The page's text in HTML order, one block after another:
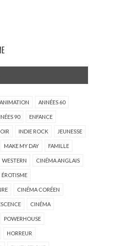
ANIMATION ANNÉES 60
90 ENFANCE
INDIE ROCK JEUNESSE
MAKE MY DAY FAMILLE
WESTERN CINÉMA ANGLAIS
ÉROTISME
CINÉMA CORÉEN
CINÉMA
POWERHOUSE
HORREUR